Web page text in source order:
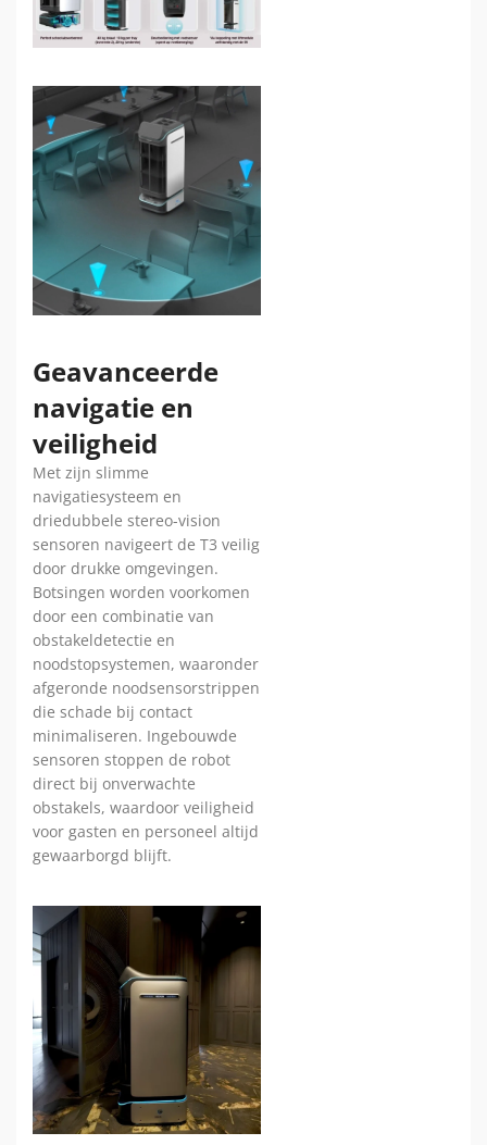
Geavanceerde
navigatie en
veiligheid
Met zijn slimme
navigatiesysteem en
driedubbele stereo-vision
sensoren navigeert de T3 veilig
door drukke omgevingen.
Botsingen worden voorkomen
door een combinatie van
obstakeldetectie en
noodstopsystemen, waaronder
afgeronde noodsensorstrippen
die schade bij contact
minimaliseren. Ingebouwde
sensoren stoppen de robot
direct bij onverwachte
obstakels, waardoor veiligheid
voor gasten en personeel altijd
gewaarborgd blijft.